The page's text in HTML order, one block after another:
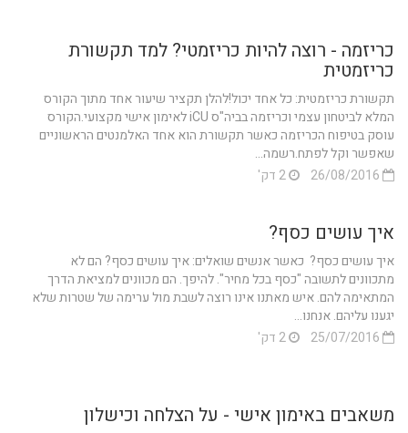
כריזמה - רוצה להיות כריזמטי? למד תקשורת
כריזמטית
תקשורת כריזמטית: כל אחד יכול!להלן תקציר שיעור אחד מתוך הקורס
המלא לביטחון עצמי וכריזמה בביה"ס iCU לאימון אישי מקצועי.הקורס
עוסק בטיפוח הכריזמה כאשר תקשורת הוא אחד האלמנטים הראשוניים
שאפשר וקל לפתח.רשמה...
איך עושים כסף?
איך עושים כסף? כאשר אנשים שואלים: איך עושים כסף? הם לא
מתכוונים לתשובה "כסף בכל מחיר". להיפך. הם מכוונים למציאת הדרך
המתאימה להם. איש מאתנו אינו רוצה לשבת מול ערימה של שטרות שלא
יגענו עליהם. אנחנו...
משאבים באימון אישי - על הצלחה וכישלון